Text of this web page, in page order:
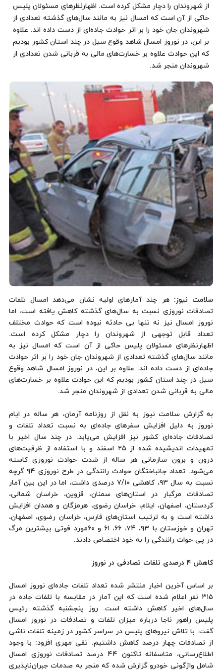
از شهروندان را دچار مشكل كرده است. اظهارنظرهای مسئولان پلیس
حاكی از آن است كه امسال نیز به مانند سال‌های گذشته تعدادی از
شهروندان جان خود را بر اثر حوادث جاده‌ای از دست داده اند. علاوه
بر این، در نوروز امسال شاهد وقوع سیل در چند استان كشور بودیم
كه این حوادث علاوه بر خسارت‌های مالی به قربانی شدن تعدادی از
شهروندان منجر شد.
سلامت نیوز: هر چند آمارهای اولیه نشان می‌دهد امسال تلفات
تصادفات نوروزی نسبت به سال‌های گذشته كاهش یافته است، اما
نوروز امسال نیز نه تنها بی حادثه نبوده است كه حوادث مختلف
تعداد قابل توجهی از شهروندان را دچار مشكل كرده است.
اظهارنظرهای مسئولان پلیس حاكی از آن است كه امسال نیز به
مانند سال‌های گذشته تعدادی از شهروندان جان خود را بر اثر حوادث
جاده‌ای از دست داده اند. علاوه بر این، در نوروز امسال شاهد وقوع
سیل در چند استان كشور بودیم كه این حوادث علاوه بر خسارت‌های
مالی به قربانی شدن تعدادی از شهروندان منجر شد.
به گزارش سلامت نیوز به نقل از روزنامه آرمان، هر ساله در ایام
نوروز به دلیل افزایش سفرهای جاده‌ای به نسبت تعداد تلفات و
تصادفات جاده‌ای كشور نیز افزایش می‌یابد. در چند سال اخیر با
تمهیدات اندیشیده شده از ۲۵ اسفند و با استفاده از ظرفیت‌های
درون و برون سازمانی هر ساله از شدت حوادث نوروزی كاسته
می‌شود. تعداد جانباختگان حوادث رانندگی در طرح نوروزی ۹۴ گرچه
نسبت به سال ۹۳، كاهشی ۷/۱۰ درصدی داشت، اما در این بین آمار
تصادفات مرگبار در استان‌های سمنان، قزوین، خراسان شمالی،
كردستان، اصفهان، ایلام، خراسان رضوی، هرمزگان و همدان افزایش
داشته است و به ترتیب استان‌های فارس، خراسان رضوی، اصفهان،
تهران و خوزستان با ۹۳، ۷۴، ۶۶، ۶۱ و ۶۰مورد فوتی بیشترین مرگ
در پی حواث رانندگی را به خود اختصاص دادند.
كاهش ۴ درصدی تلفات تصادفی در نوروز
بر اساس آخرین اخبار منتشر شده تعداد تلفات جاده‌ای نوروز امسال
۳۱۵ نفر اعلام شده است كه این آمار در مقایسه با تلفات جاده در
سال‌های اخیر كاهش داشته است. روز پنجشنبه گذشته رئیس
پلیس راهور ناجا درباره میزان تلفات و تصادفات در نوروز امسال
گفت: با تلاش نیروهای پلیس در سراسر كشور در زمینه تلفات ناشی
از تصادفات چهار درصد كاهش داشتیم. تقی مهری افزود: با وجود
اطلاع‌رسانی، متاسفانه تاكنون ۴۴ درصد تصادفات نوروزی امسال
شامل واژگونی خودرو گزارش شده كه منجر به صدمات جبران‌ناپذیری